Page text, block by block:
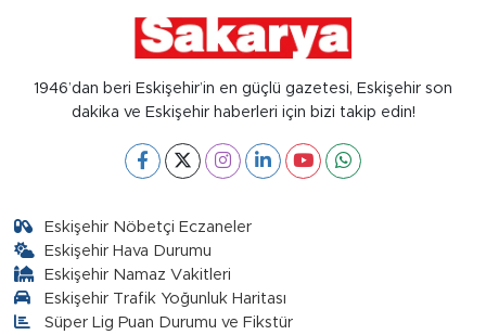
1946’dan beri Eskişehir’in en güçlü gazetesi, Eskişehir son
dakika ve Eskişehir haberleri için bizi takip edin!
Eskişehir Nöbetçi Eczaneler
Eskişehir Hava Durumu
Eskişehir Namaz Vakitleri
Eskişehir Trafik Yoğunluk Haritası
Süper Lig Puan Durumu ve Fikstür